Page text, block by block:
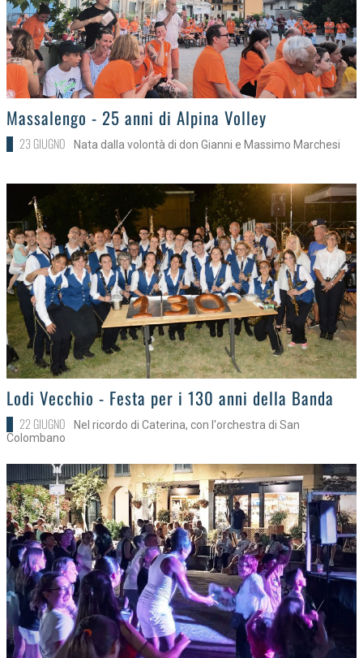
>Massalengo - 25 anni di Alpina Volley
23 GIUGNO Nata dalla volontà di don Gianni e Massimo Marchesi
>Lodi Vecchio - Festa per i 130 anni della Banda
22 GIUGNO
Nel ricordo di Caterina, con l'orchestra di San
Colombano